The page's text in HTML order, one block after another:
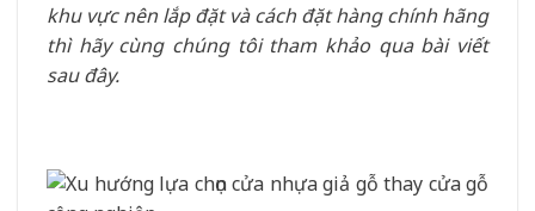
khu vực nên lắp đặt và cách đặt hàng chính hãng
thì hãy cùng chúng tôi tham khảo qua bài viết
sau đây.